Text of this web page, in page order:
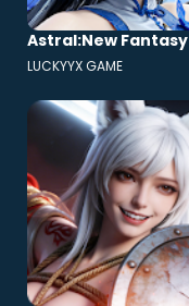
Astral:New Fantasy
LUCKYYX GAME